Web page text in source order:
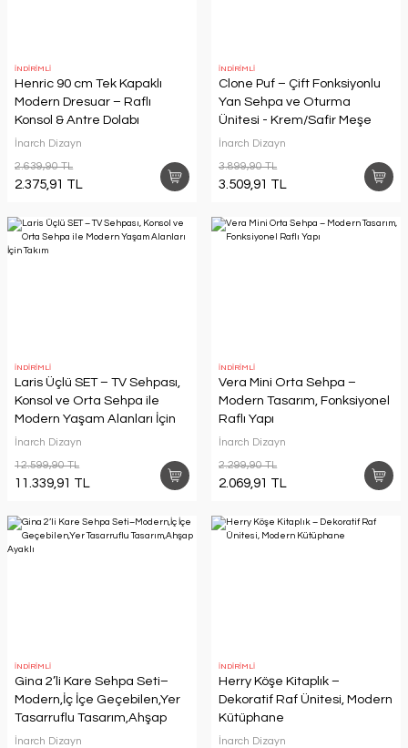
İNDİRİMLİ
Henric 90 cm Tek Kapaklı
Modern Dresuar – Raflı
Konsol & Antre Dolabı
İnarch Dizayn
2.639,90 TL
2.375,91 TL
İNDİRİMLİ
Clone Puf – Çift Fonksiyonlu
Yan Sehpa ve Oturma
Ünitesi - Krem/Safir Meşe
İnarch Dizayn
3.899,90 TL
3.509,91 TL
İNDİRİMLİ
Laris Üçlü SET – TV Sehpası,
Konsol ve Orta Sehpa ile
Modern Yaşam Alanları İçin
Takım
İnarch Dizayn
12.599,90 TL
11.339,91 TL
İNDİRİMLİ
Vera Mini Orta Sehpa –
Modern Tasarım, Fonksiyonel
Raflı Yapı
İnarch Dizayn
2.299,90 TL
2.069,91 TL
İNDİRİMLİ
Gina 2’li Kare Sehpa Seti–
Modern,İç İçe Geçebilen,Yer
Tasarruflu Tasarım,Ahşap
Ayaklı
İnarch Dizayn
İNDİRİMLİ
Herry Köşe Kitaplık –
Dekoratif Raf Ünitesi, Modern
Kütüphane
İnarch Dizayn